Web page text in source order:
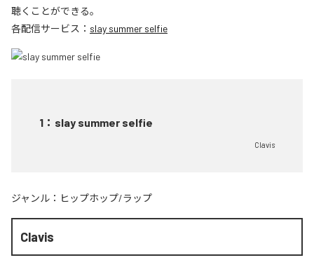
聴くことができる。
各配信サービス： slay summer selfie
1 ： slay summer selfie
Clavis
ジャンル： ヒップホップ/ラップ
Clavis